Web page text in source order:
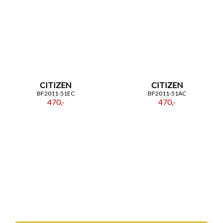
CITIZEN
BF2011-51EC
470,-
CITIZEN
BF2011-51AC
470,-